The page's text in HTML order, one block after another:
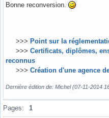
Bonne reconversion.
>>> Point sur la
>>> Certificats, diplômes,
reconnus
>>> Création d'une agence
Dernière édition de: Michel (07-11-2014
Hors ligne
Pages: 1